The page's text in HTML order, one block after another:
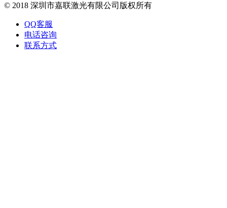
© 2018 深圳市嘉联激光有限公司版权所有
QQ客服
电话咨询
联系方式